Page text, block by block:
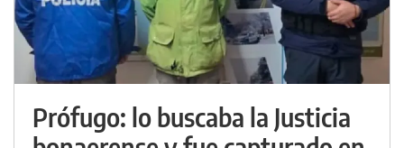
Prófugo: lo buscaba la Justicia